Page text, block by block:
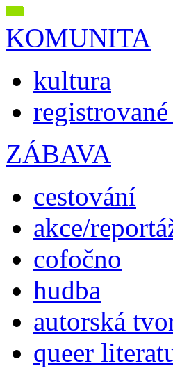
KOMUNITA
kultura
ZÁBAVA
cestování
akce/
cofočno
hudba
autorská
queer